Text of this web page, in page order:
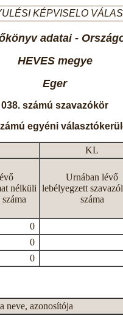
KÉPVISELO
adatai -
HEVES megye
Eger
038. számú szavazókör
egyéni
KL
nélküli
Urnában lévő
lebélyegzett
száma
0
0
0
neve, azonosítója